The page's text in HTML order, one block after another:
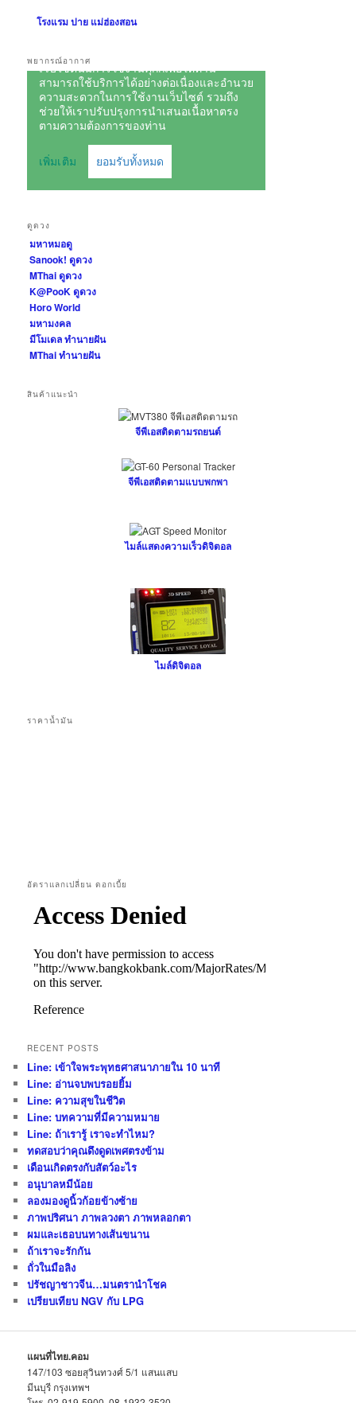
โรงแรม ปาย แม่ฮ่องสอน
พยากรณ์อากาศ
ดูดวง
มหาหมอดู
Sanook! ดูดวง
MThai ดูดวง
K@PooK ดูดวง
Horo World
มหามงคล
มีโมเดล ทำนายฝัน
MThai ทำนายฝัน
สินค้าแนะนำ
จีพีเอสติดตามรถยนต์
จีพีเอสติดตามแบบพกพา
ไมล์แสดงความเร็วดิจิตอล
ไมล์ดิจิตอล
ราคาน้ำมัน
อัตราแลกเปลี่ยน ดอกเบี้ย
RECENT POSTS
Line: เข้าใจพระพุทธศาสนาภายใน 10 นาที
Line: อ่านจบพบรอยยิ้ม
Line: ความสุขในชีวิต
Line: บทความที่มีความหมาย
Line: ถ้าเรารู้ เราจะทำไหม?
ทดสอบว่าคุณดึงดูดเพศตรงข้าม
เดือนเกิดตรงกับสัตว์อะไร
อนุบาลหมีน้อย
ลองมองดูนิ้วก้อยข้างซ้าย
ภาพปริศนา ภาพลวงตา ภาพหลอกตา
ผมและเธอบนทางเส้นขนาน
ถ้าเราจะรักกัน
ถั่วในมือลิง
ปรัชญาชาวจีน…มนตรานำโชค
เปรียบเทียบ NGV กับ LPG
แผนที่ไทย.คอม
147/103 ซอยสุวินทวงศ์ 5/1 แสนแสบ
มีนบุรี กรุงเทพฯ